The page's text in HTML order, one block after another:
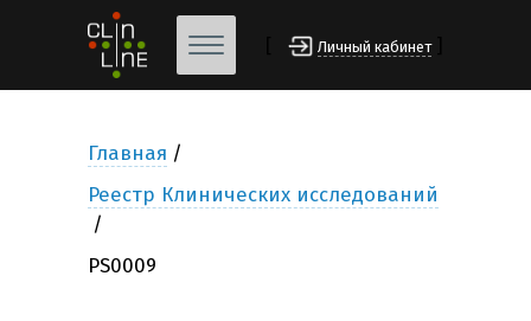
Личный кабинет
Главная
Реестр Клинических исследований
PS0009